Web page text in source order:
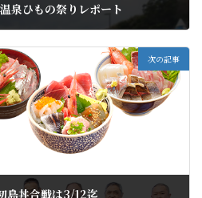
ひもの祭りレポート
次の記事
島丼合戦は3/12迄